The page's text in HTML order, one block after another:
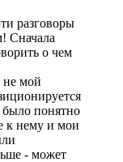
разговоры
Сначала
о чем
не мой
понятно
к нему и мои
- может